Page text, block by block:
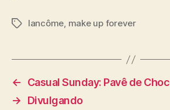
Tagslancôme, make up forever
←
Casual Sunday: Pavê de
→
Divulgando